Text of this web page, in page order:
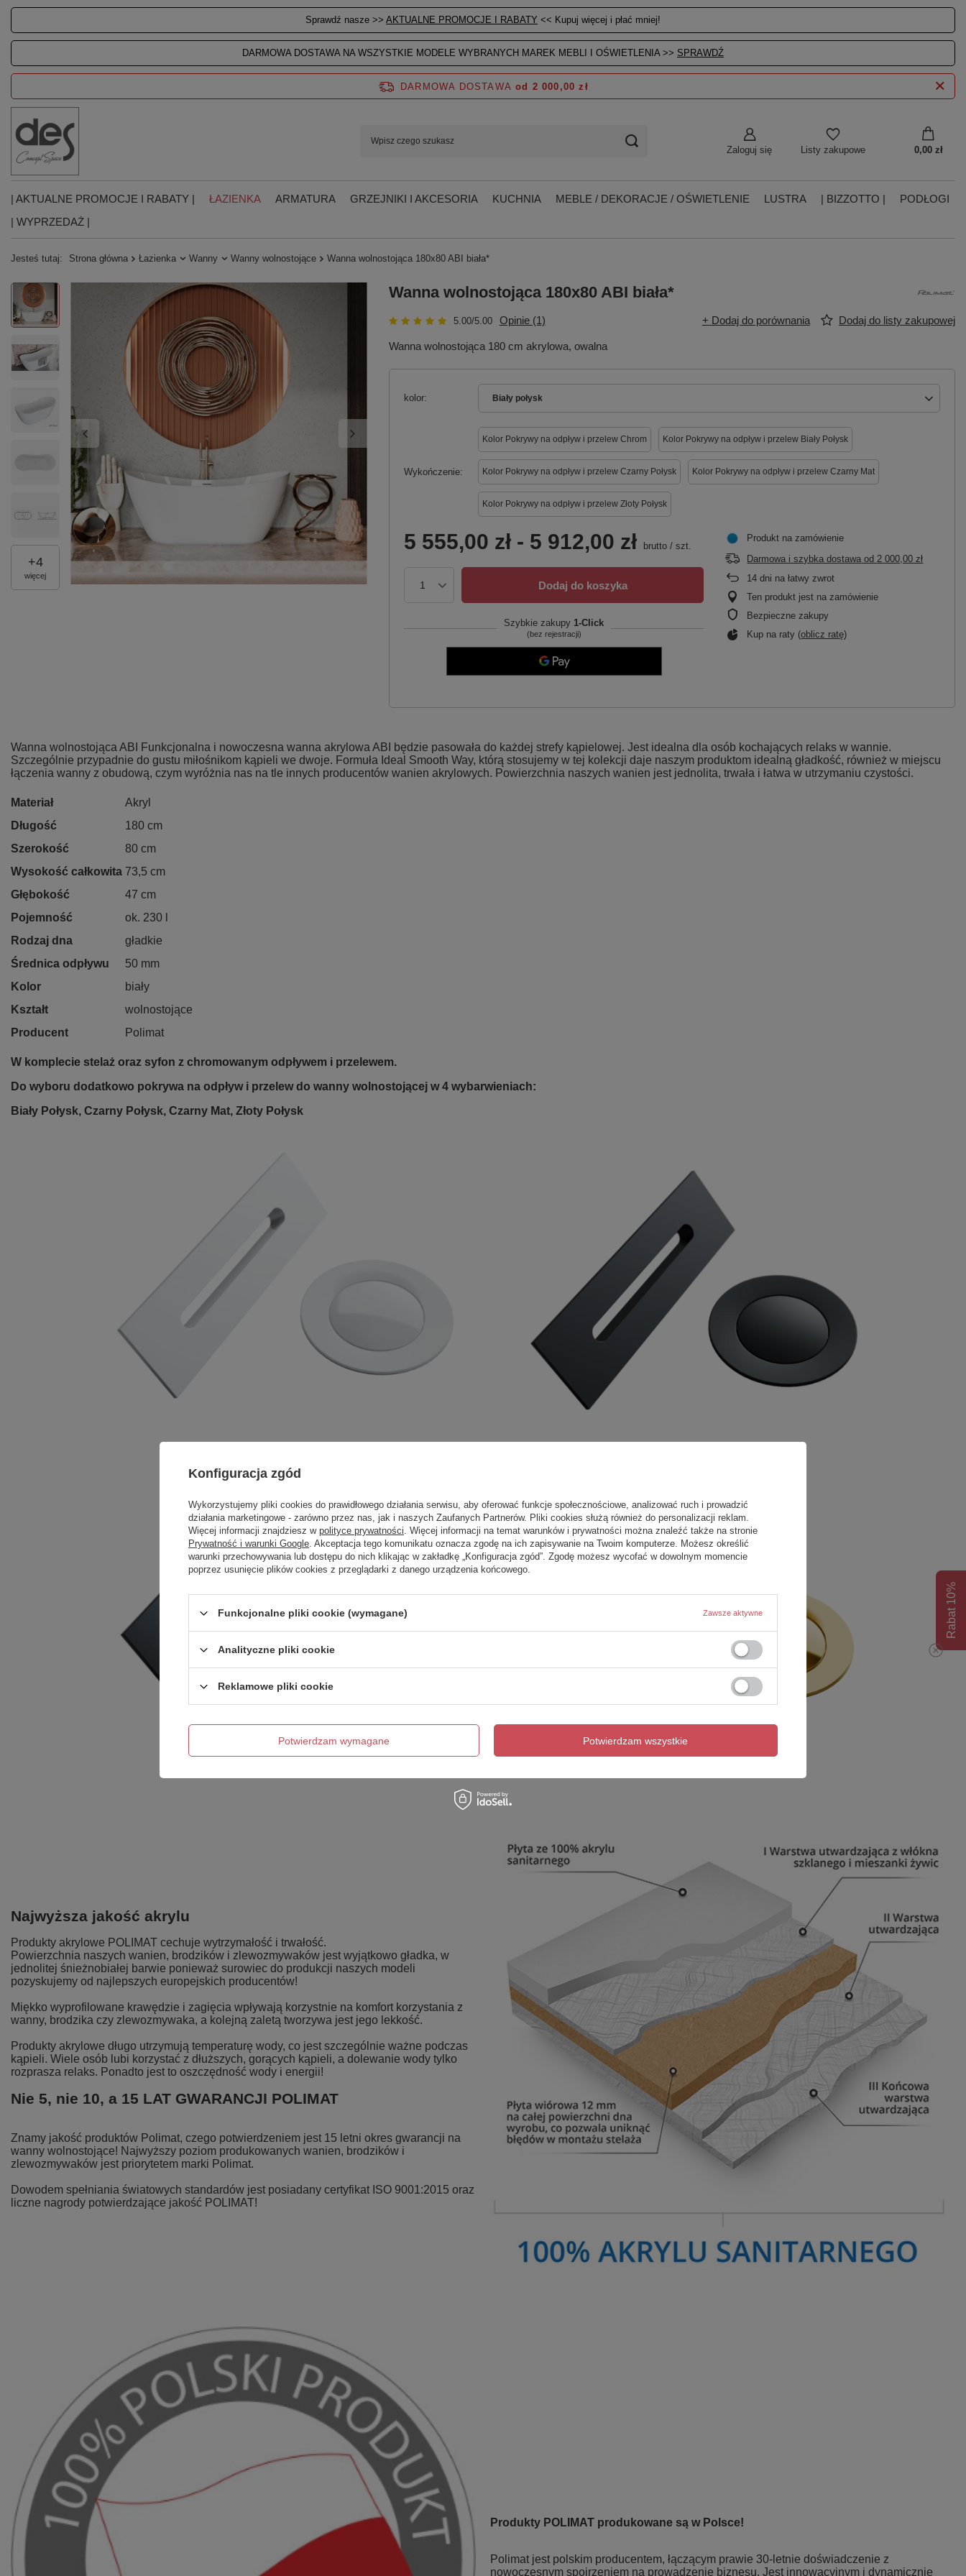
Sprawdź nasze >> AKTUALNE PROMOCJE I RABATY << Kupuj więcej i płać mniej!
DARMOWA DOSTAWA NA WSZYSTKIE MODELE WYBRANYCH MAREK MEBLI I OŚWIETLENIA >> SPRAWDŹ
Zaloguj się Listy zakupowe 0,00 zł
DARMOWA DOSTAWA od 2 000,00 zł
| AKTUALNE PROMOCJE I RABATY | ŁAZIENKA ARMATURA GRZEJNIKI I AKCESORIA KUCHNIA MEBLE / DEKORACJE / OŚWIETLENIE LUSTRA | BIZZOTTO |
PODŁOGI
| WYPRZEDAŻ |
Jesteś tutaj: Strona główna Łazienka Wanny Wanny wolnostojące Wanna wolnostojąca 180x80 ABI biała*
+4
więcej
Wanna wolnostojąca 180x80 ABI biała*
5.00/5.00 Opinie (1) + Dodaj do porównania Dodaj do listy zakupowej
Wanna wolnostojąca 180 cm akrylowa, owalna
kolor Biały połysk
Wykończenie
Kolor Pokrywy na odpływ i przelew Chrom Kolor Pokrywy na odpływ i przelew Biały Połysk
Kolor Pokrywy na odpływ i przelew Czarny Połysk Kolor Pokrywy na odpływ i przelew Czarny Mat
Kolor Pokrywy na odpływ i przelew Złoty Połysk
5 555,00 zł- 5 912,00 zł brutto/ szt.
Dodaj do koszyka
Szybkie zakupy 1-Click
(bez rejestracji)
Produkt na zamówienie
Darmowa i szybka dostawa od2 000,00 zł
14 dni na łatwy zwrot
Ten produkt jest na zamówienie
Bezpieczne zakupy
Kup na raty (oblicz ratę)
Wanna wolnostojąca ABI Funkcjonalna i nowoczesna wanna akrylowa ABI będzie pasowała do każdej strefy kąpielowej. Jest idealna dla osób kochających relaks w wannie.
Szczególnie przypadnie do gustu miłośnikom kąpieli we dwoje. Formuła Ideal Smooth Way, którą stosujemy w tej kolekcji daje naszym produktom idealną gładkość, również w miejscu
łączenia wanny z obudową, czym wyróżnia nas na tle innych producentów wanien akrylowych. Powierzchnia naszych wanien jest jednolita, trwała i łatwa w utrzymaniu czystości.
Materiał
Akryl
Długość
180 cm
Szerokość
80 cm
Wysokość całkowita 73,5 cm
Głębokość
47 cm
Pojemność
ok. 230 l
Rodzaj dna
gładkie
Średnica odpływu
50 mm
Kolor
biały
Kształt
wolnostojące
Producent
Polimat
W komplecie stelaż oraz syfon z chromowanym odpływem i przelewem.
Do wyboru dodatkowo pokrywa na odpływ i przelew do wanny wolnostojącej w 4 wybarwieniach:
Biały Połysk, Czarny Połysk, Czarny Mat, Złoty Połysk
Najwyższa jakość akrylu
Produkty akrylowe POLIMAT cechuje wytrzymałość i trwałość.
Powierzchnia naszych wanien, brodzików i zlewozmywaków jest wyjątkowo gładka, w
jednolitej śnieżnobiałej barwie ponieważ surowiec do produkcji naszych modeli
pozyskujemy od najlepszych europejskich producentów!
Miękko wyprofilowane krawędzie i zagięcia wpływają korzystnie na komfort korzystania z
wanny, brodzika czy zlewozmywaka, a kolejną zaletą tworzywa jest jego lekkość.
Produkty akrylowe długo utrzymują temperaturę wody, co jest szczególnie ważne podczas
kąpieli. Wiele osób lubi korzystać z dłuższych, gorących kąpieli, a dolewanie wody tylko
rozprasza relaks. Ponadto jest to oszczędność wody i energii!
Nie 5, nie 10, a 15 LAT GWARANCJI POLIMAT
Znamy jakość produktów Polimat, czego potwierdzeniem jest 15 letni okres gwarancji na
wanny wolnostojące! Najwyższy poziom produkowanych wanien, brodzików i
zlewozmywaków jest priorytetem marki Polimat.
Dowodem spełniania światowych standardów jest posiadany certyfikat ISO 9001:2015 oraz
liczne nagrody potwierdzające jakość POLIMAT!
Produkty POLIMAT produkowane są w Polsce!
Polimat jest polskim producentem, łączącym prawie 30-letnie doświadczenie z
nowoczesnym spojrzeniem na prowadzenie biznesu. Jest innowacyjnym i dynamicznie
Rabat 10%
Konfiguracja zgód
Wykorzystujemy pliki cookies do prawidłowego działania serwisu, aby oferować funkcje społecznościowe, analizować ruch i prowadzić
działania marketingowe - zarówno przez nas, jak i naszych Zaufanych Partnerów. Pliki cookies służą również do personalizacji reklam.
Więcej informacji znajdziesz w polityce prywatności. Więcej informacji na temat warunków i prywatności można znaleźć także na stronie
Prywatność i warunki Google. Akceptacja tego komunikatu oznacza zgodę na ich zapisywanie na Twoim komputerze. Możesz określić
warunki przechowywania lub dostępu do nich klikając w zakładkę „Konfiguracja zgód”. Zgodę możesz wycofać w dowolnym momencie
poprzez usunięcie plików cookies z przeglądarki z danego urządzenia końcowego.
Funkcjonalne pliki cookie (wymagane) Zawsze aktywne
Analityczne pliki cookie
Reklamowe pliki cookie
Potwierdzam wymagane Potwierdzam wszystkie